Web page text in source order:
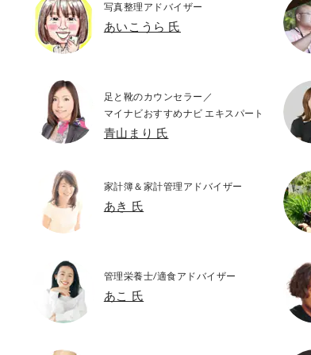
写真整理アドバイザー
あいこうら 氏
足と靴のカウンセラー／
マイナビおすすめナビ エキスパート
青山まり 氏
家計簿＆家計管理アドバイザー
あき 氏
管理栄養士/適食アドバイザー
あこ 氏